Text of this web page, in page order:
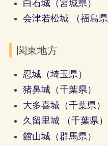
白石城（宮城県）
会津若松城 （福島県
関東地方
忍城（埼玉県）
猪鼻城（千葉県）
大多喜城（千葉県）
久留里城 （千葉県）
館山城（群馬県）